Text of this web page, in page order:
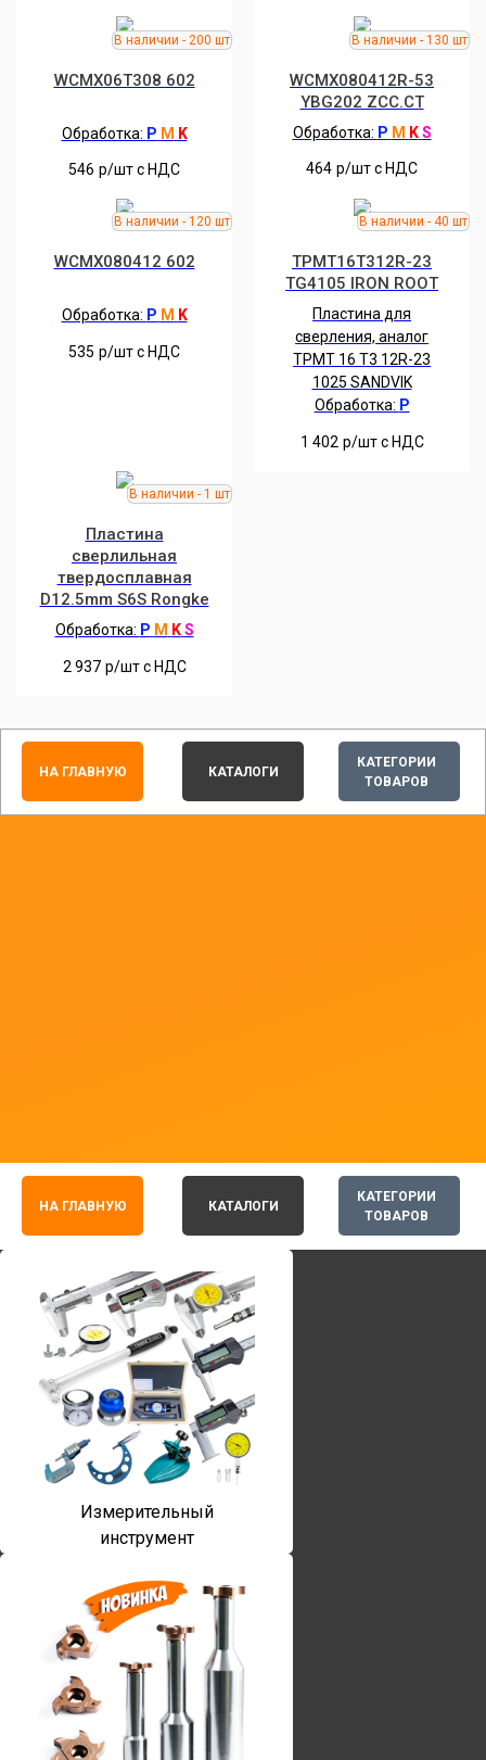
WCMX06T308 602
Обработка: P M K
546 р/шт c НДС
WCMX080412R-53
YBG202 ZCC.CT
Обработка: P M K S
464 р/шт c НДС
WCMX080412 602
Обработка: P M K
535 р/шт c НДС
TPMT16T312R-23
TG4105 IRON ROOT
Пластина для
сверления, аналог
TPMT 16 T3 12R-23
1025 SANDVIK
Обработка: P
1 402 р/шт c НДС
Пластина
сверлильная
твердосплавная
D12.5mm S6S Rongke
Обработка: P M K S
2 937 р/шт c НДС
КАТЕГОРИИ
ТОВАРОВ
НА ГЛАВНУЮ КАТАЛОГИ
КАТЕГОРИИ
ТОВАРОВ
НА ГЛАВНУЮ КАТАЛОГИ
Измерительный
инструмент